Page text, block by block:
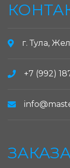
г. Тула,
+7 (992)